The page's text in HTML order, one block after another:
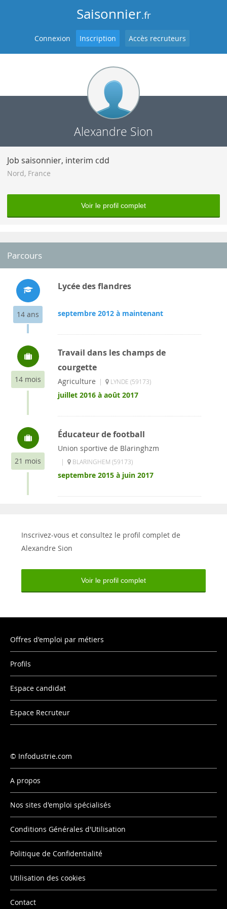
Saisonnier.fr
Connexion Inscription Accès recruteurs
Alexandre Sion
Job saisonnier, interim cdd
Nord, France
Voir le profil complet
Parcours
14 ans
Lycée des flandres
septembre 2012 à maintenant
14 mois
Travail dans les champs de
courgette
Agriculture | LYNDE (59173)
juillet 2016 à août 2017
21 mois
Éducateur de football
Union sportive de Blaringhzm
| BLARINGHEM (59173)
septembre 2015 à juin 2017
Inscrivez-vous et consultez le profil complet de
Alexandre Sion
Voir le profil complet
Offres d'emploi par métiers
Profils
Espace candidat
Espace Recruteur
Infodustrie.com
A propos
Nos sites d'emploi spécialisés
Conditions Générales d'Utilisation
Politique de Confidentialité
Utilisation des cookies
Contact